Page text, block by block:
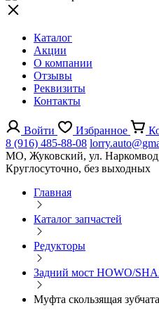
Каталог
Акции
О компании
Отзывы
Реквизиты
Контакты
Войти Избранное
8 (916) 485-88-08
МО, Жуковский, ул.
Круглосуточно, без выходных
Главная
Каталог запчастей
Редукторы
Задний мост HOWO/
Муфта скользящая